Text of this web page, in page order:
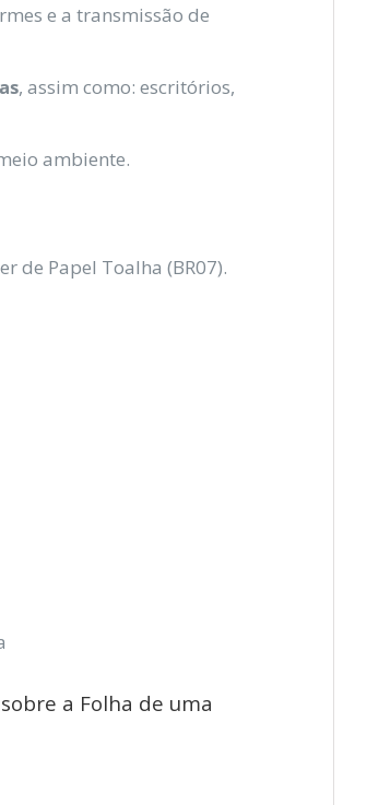
e a transmissão de
, assim como: escritórios,
ambiente.
de Papel Toalha (BR07).
a Folha de uma